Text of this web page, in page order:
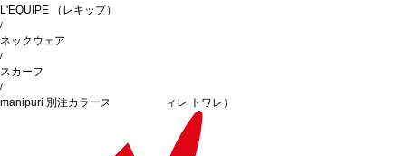
L'EQUIPE （レキップ）
/
ネックウェア
/
スカーフ
/
manipuri 別注カラースカーフ（ヴィレ トワレ）